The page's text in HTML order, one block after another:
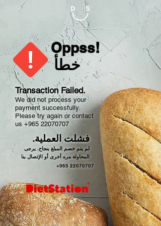
Oppss!
خطأ
Transaction Failed.
We did not process your
payment successfully.
Please try again or contact
us +965 22070707
فشلت العملية.
لم يتم خصم المبلغ بنجاح. يرجى
المحاولة مره أخرى أو الإتصال بنا
+965 22070707